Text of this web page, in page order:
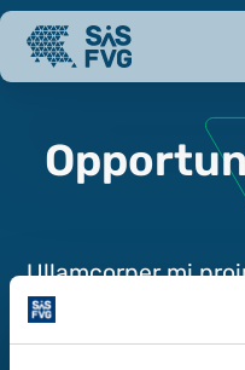
Ullamcorper mi
tristique
elementum iaculis.